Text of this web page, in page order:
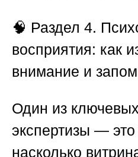
🧠 Раздел 4.
восприятия: как
внимание и
Один из
экспертизы — это
насколько